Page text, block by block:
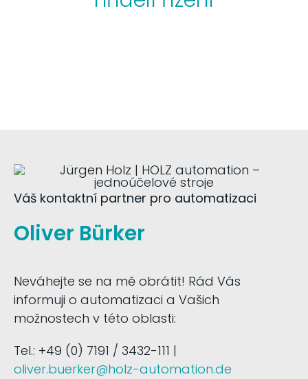
Váš kontaktní partner pro automatizaci
Oliver Bürker
Neváhejte se na mě obrátit! Rád Vás
informuji o automatizaci a Vašich
možnostech v této oblasti:
Tel.: +49 (0) 7191 / 3432-111 |
oliver.buerker@holz-automation.de